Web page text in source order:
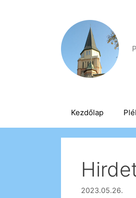
Kezdőlap
2023.05.26.